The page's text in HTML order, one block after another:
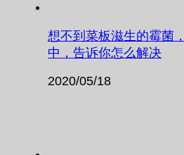
想不到菜板滋生的霉菌
中，告诉你怎么解决
2020/05/18